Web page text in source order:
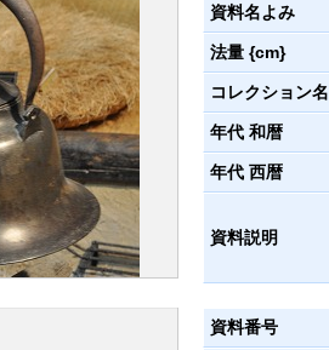
資料名よみ
法量 {cm}
コレクション名
年代 和暦
年代 西暦
資料説明
資料番号